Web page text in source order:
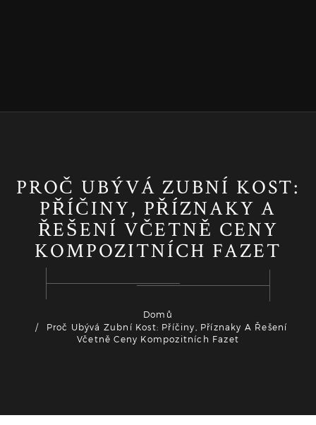
PROČ UBÝVÁ ZUBNÍ KOST:
PŘÍČINY, PŘÍZNAKY A
ŘEŠENÍ VČETNĚ CENY
KOMPOZITNÍCH FAZET
Domů
Proč Ubývá Zubní Kost: Příčiny, Příznaky A Řešení
Včetně Ceny Kompozitních Fazet